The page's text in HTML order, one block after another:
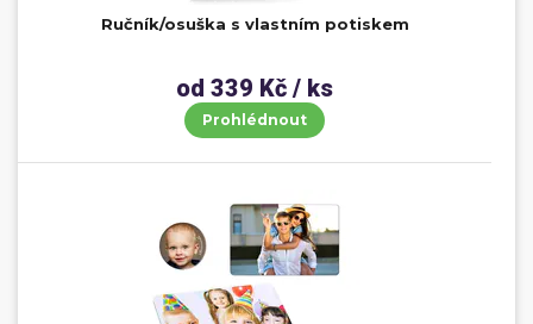
Ručník/osuška s vlastním potiskem
od 339 Kč / ks
Prohlédnout